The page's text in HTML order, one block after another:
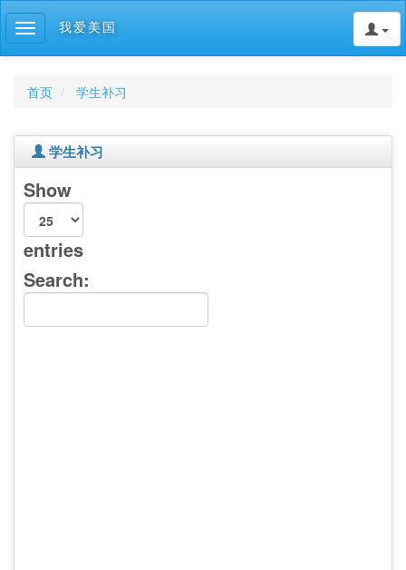
Toggle
navigation
我爱美国
首页 学生补习
学生补习
Show
entries
Search: